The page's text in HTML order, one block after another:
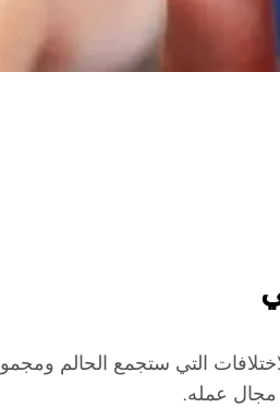
التي ستجمع الحالم